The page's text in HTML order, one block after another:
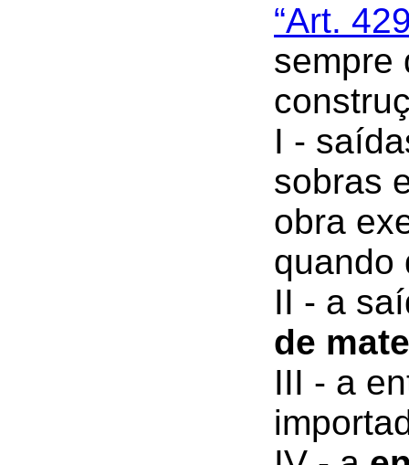
“Art.
sempre
I -
sobras
obra
quando
II - a
de
III - a